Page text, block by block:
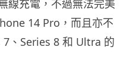
線充電，不過無法完美
14 Pro，而且亦不
、Series 8 和 Ultra 的